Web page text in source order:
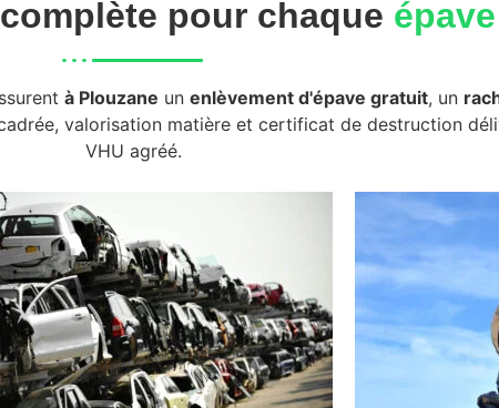
pour chaque épave
à Plouzane un enlèvement d'épave gratuit, un
valorisation matière et certificat de destruction
VHU agréé.